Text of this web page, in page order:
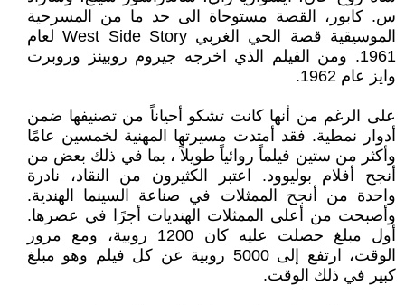
س. كابور، القصة مستوحاة الى حد ما من المسرحية
الموسيقية قصة الحي الغربي West Side Story لعام
1961. ومن الفيلم الذي اخرجه جيروم روبينز وروبرت
وايز عام 1962.
على الرغم من أنها كانت تشكو أحياناً من تصنيفها ضمن
أدوار نمطية. فقد أمتدت مسيرتها المهنية لخمسين عامًا
وأكثر من ستين فيلماً روائياً طويلاً ، بما في ذلك بعض من
أنجح أفلام بوليوود. اعتبر الكثيرون من النقاد، نادرة
واحدة من أنجح الممثلات في صناعة السينما الهندية.
وأصبحت من أعلى الممثلات الهنديات أجرًا في عصرها.
أول مبلغ حصلت عليه كان 1200 روبية، ومع مرور
الوقت، ارتفع إلى 5000 روبية عن كل فيلم وهو مبلغ
كبير في ذلك الوقت.